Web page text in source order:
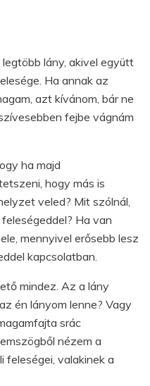
lány, akivel együtt
Ha annak az
azt kívánom, bár ne
fejbe vágnám
ha majd
hogy más is
veled? Mit szólnál,
Ha van
mennyivel erősebb lesz
kapcsolatban.
mindez. Az a lány
én lányom lenne? Vagy
srác
nézem a
feleségei, valakinek a